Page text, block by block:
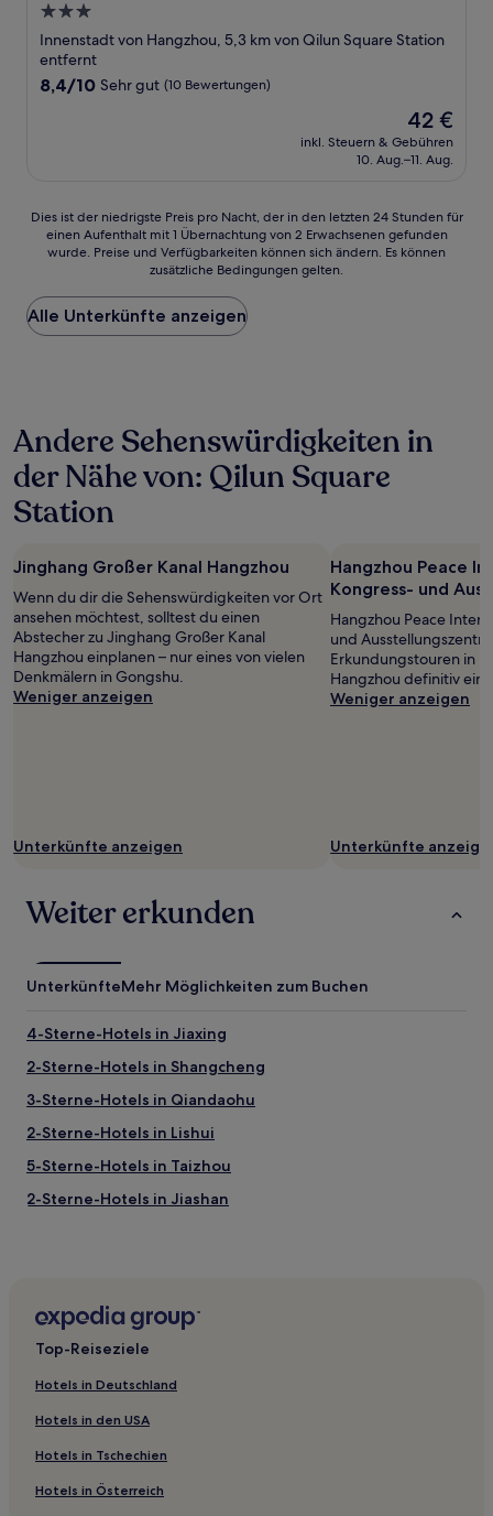
3.0-
Sterne-
Unterkunft
Innenstadt von Hangzhou, 5,3 km von Qilun Square Station
entfernt
8.4
8,4/10 Sehr gut (10 Bewertungen)
Der
Preis
beträgt
42 €
inkl. Steuern & Gebühren
10. Aug.–11. Aug.
Dies
der
Preis
pro
Nacht,
24 Stunden
für
einen
mit
2 Erwachsenen
gefunden
wurde.
Preise
und
Verfügbarkeiten
können
Dies ist der niedrigste Preis pro Nacht, der in den letzten 24 Stunden für
einen Aufenthalt mit 1 Übernachtung von 2 Erwachsenen gefunden
wurde. Preise und Verfügbarkeiten können sich ändern. Es können
zusätzliche Bedingungen gelten.
Alle Unterkünfte anzeigen
Andere Sehenswürdigkeiten in
der Nähe von: Qilun Square
Station
Jinghang Großer Kanal Hangzhou
Wenn du dir die Sehenswürdigkeiten vor Ort
ansehen möchtest, solltest du einen
Abstecher zu Jinghang Großer Kanal
Hangzhou einplanen – nur eines von vielen
Denkmälern in Gongshu.
Weniger anzeigen
Unterkünfte anzeigen
Hangzhou Peace
Kongress- und
Hangzhou Peace
und
Erkundungstouren in
Hangzhou definitiv
Weniger anzeigen
Unterkünfte
Weiter erkunden
UnterkünfteMehr Möglichkeiten zum Buchen
4-Sterne-Hotels in Jiaxing
2-Sterne-Hotels in Shangcheng
3-Sterne-Hotels in Qiandaohu
2-Sterne-Hotels in Lishui
5-Sterne-Hotels in Taizhou
2-Sterne-Hotels in Jiashan
2-Sterne-Hotels in Lanxi
2-Sterne-Hotels in Hangzhou
Gasthäuser in Wuzhen
Gasthäuser in Zhoushan
B&B in Huzhou
Gasthäuser in Huzhou
Top-Reiseziele
Hotels in Deutschland
Hotels in den USA
Hotels in Tschechien
Hotels in Österreich